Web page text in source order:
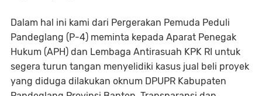
Dalam hal ini kami dari Pergerakan Pemuda Peduli
Pandeglang (P-4) meminta kepada Aparat Penegak
Hukum (APH) dan Lembaga Antirasuah KPK RI untuk
segera turun tangan menyelidiki kasus jual beli proyek
yang diduga dilakukan oknum DPUPR Kabupaten